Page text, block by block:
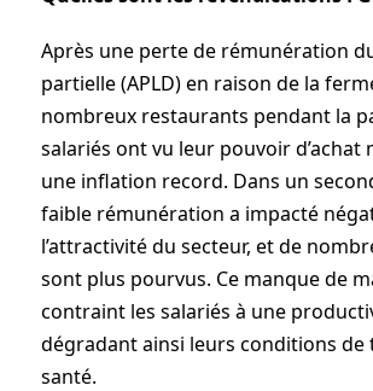
Après une perte de rémunération
partielle (APLD) en raison de la
nombreux restaurants pendant la
salariés ont vu leur pouvoir d’achat
une inflation record. Dans un
faible rémunération a impacté
l’attractivité du secteur, et de
sont plus pourvus. Ce manque de
contraint les salariés à une
dégradant ainsi leurs conditions de
santé.